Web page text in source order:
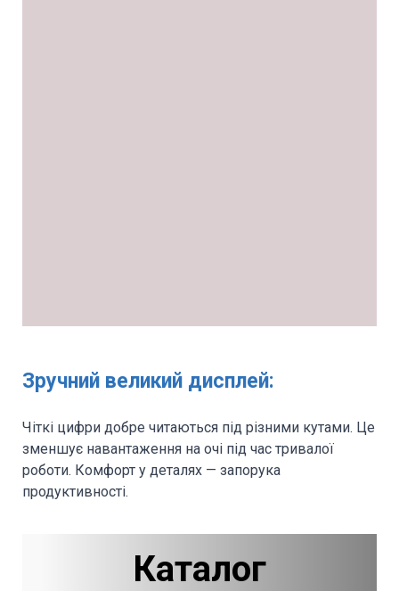
Зручний великий дисплей:
Чіткі цифри добре читаються під різними кутами. Це
зменшує навантаження на очі під час тривалої
роботи. Комфорт у деталях — запорука
продуктивності.
Каталог